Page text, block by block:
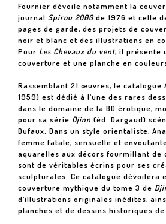
Fournier dévoile notamment la
journal Spirou 2000de 1976 et celle
pages de garde, des projets de
noir et blanc et des illustrations en
Pour Les Chevaux du vent, il présente
couverture et une planche en
Rassemblant 21 œuvres, le catalogue
1959) est dédié à l’une des rares
dans le domaine de la BD érotique,
pour sa série Djinn (éd. Dargaud)
Dufaux. Dans un style orientaliste,
femme fatale, sensuelle et
aquarelles aux décors fourmillant de
sont de véritables écrins pour ses
sculpturales. Ce catalogue dévoilera
couverture mythique du tome 3 de
d’illustrations originales inédites,
planches et de dessins historiques de